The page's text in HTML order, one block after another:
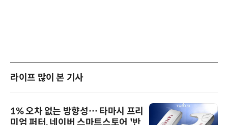
라이프 많이 본 기사
1% 오차 없는 방향성… 타마시 프리
미엄 퍼터, 네이버 스마트스토어 '반